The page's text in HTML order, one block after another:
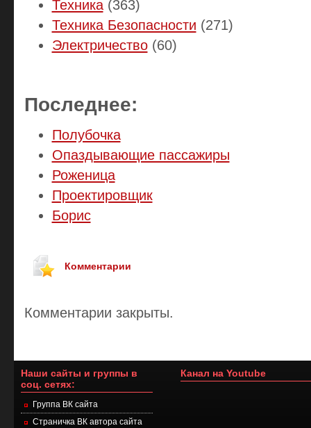
Техника(363)
Техника Безопасности (271)
Электричество(60)
Последнее:
Полубочка
Опаздывающие пассажиры
Роженица
Проектировщик
Борис
Комментарии
Комментарии закрыты.
Наши сайты и группы в
соц. сетях:
Группа ВК сайта
Страничка ВК автора сайта
Канал на Youtube